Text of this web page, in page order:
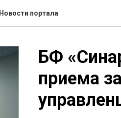
Новости портала
БФ
приема